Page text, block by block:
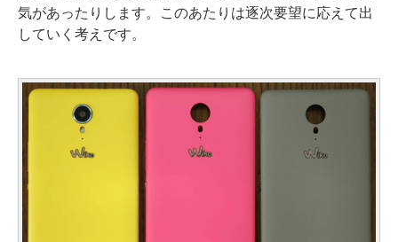
気があったりします。このあたりは逐次要望に応えて出
していく考えです。